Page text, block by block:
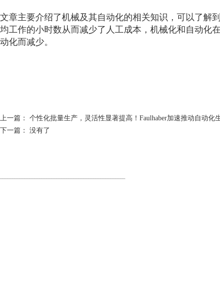
文章主要介绍了机械及其自动化的相关知识，可以了解
均工作的小时数从而减少了人工成本，机械化和自动化
动化而减少。
上一篇： 个性化批量生产，灵活性显著提高！Faulhaber加速推动自动化
下一篇： 没有了